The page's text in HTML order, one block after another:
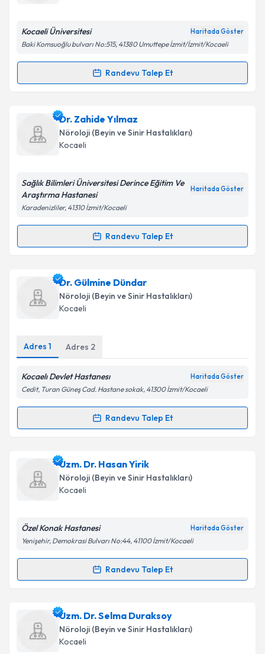
Kişisel verilerimin işlenmesine ilişkin
Metni'ni okudum ve kişisel verilerimin belirtilen
Takvim Talebini Gönder
Kocaeli Üniversitesi Haritada Göster
Baki Komsuoğlu bulvarı No:515, 41380 Umuttepe İzmit/İzmit/Kocaeli
Randevu Talep Et
Randevu Takvimi Talebi
Dr. Hamit Macit Selekler
oluşturun. Size bu uzmandan randevu almanız için bir
takvim hazırlandığında e-posta ile bilgilendireceğiz.
Kişisel verilerimin işlenmesine ilişkinAydınlatma
'ni okudum ve kişisel verilerimin belirtilen
kapsamda işlenmesini kabul ediyorum.
Takvim Talebini Gönder
Dr. Zahide Yılmaz
Nöroloji (Beyin ve Sinir Hastalıkları)
Kocaeli
Sağlık Bilimleri Üniversitesi Derince Eğitim Ve
Araştırma Hastanesi
Haritada Göster
Karadenizliler, 41310 İzmit/Kocaeli
Randevu Talep Et
Randevu Takvimi Talebi
Dr. Zahide Yılmaziçin randevu takvimi talebi
oluşturun. Size bu uzmandan randevu almanız için bir
takvim hazırlandığında e-posta ile bilgilendireceğiz.
Kişisel verilerimin işlenmesine ilişkinAydınlatma
kapsamda işlenmesini kabul ediyorum.
Dr. Gülmine Dündar
Nöroloji (Beyin ve Sinir Hastalıkları)
Kocaeli
Adres 1 Adres 2
Kocaelı Devlet Hastanesı Haritada Göster
Cedit, Turan Güneş Cad. Hastane sokak, 41300 İzmit/Kocaeli
Randevu Talep Et
Randevu Takvimi Talebi
Dr. Gülmine Dündariçin randevu takvimi talebi
oluşturun. Size bu uzmandan randevu almanız için bir
takvim hazırlandığında e-posta ile bilgilendireceğiz.
Kişisel verilerimin işlenmesine ilişkin
Metni'ni okudum ve kişisel verilerimin belirtilen
Takvim Talebini Gönder
Uzm. Dr. Hasan Yirik
Nöroloji (Beyin ve Sinir Hastalıkları)
Kocaeli
Özel Konak Hastanesi Haritada Göster
Yenişehir, Demokrasi Bulvarı No:44, 41100 İzmit/Kocaeli
Randevu Talep Et
Randevu Takvimi Talebi
Uzm. Dr. Hasan Yirikiçin randevu takvimi talebi
oluşturun. Size bu uzmandan randevu almanız için bir
takvim hazırlandığında e-posta ile bilgilendireceğiz.
Uzm. Dr. Selma Duraksoy
Nöroloji (Beyin ve Sinir Hastalıkları)
Kocaeli